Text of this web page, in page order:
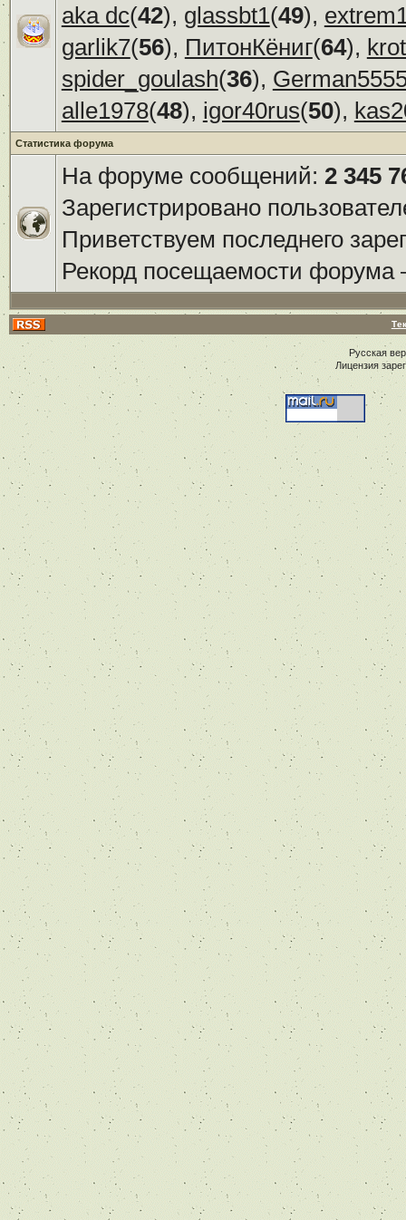
aka dc(42), glassbt1(49),
garlik7(56), ПитонКёниг(64),
spider_goulash(36),
alle1978(48), igor40rus(50),
Статистика форума
На форуме сообщений: 2 345
Зарегистрировано
Приветствуем последнего
Рекорд посещаемости
Русская
Лицензия